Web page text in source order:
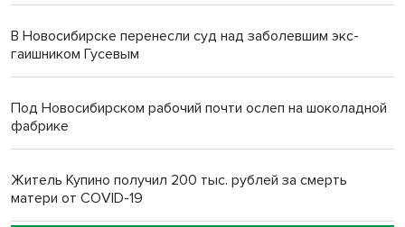
В Новосибирске перенесли суд над заболевшим экс-
гаишником Гусевым
Под Новосибирском рабочий почти ослеп на шоколадной
фабрике
Житель Купино получил 200 тыс. рублей за смерть
матери от COVID-19